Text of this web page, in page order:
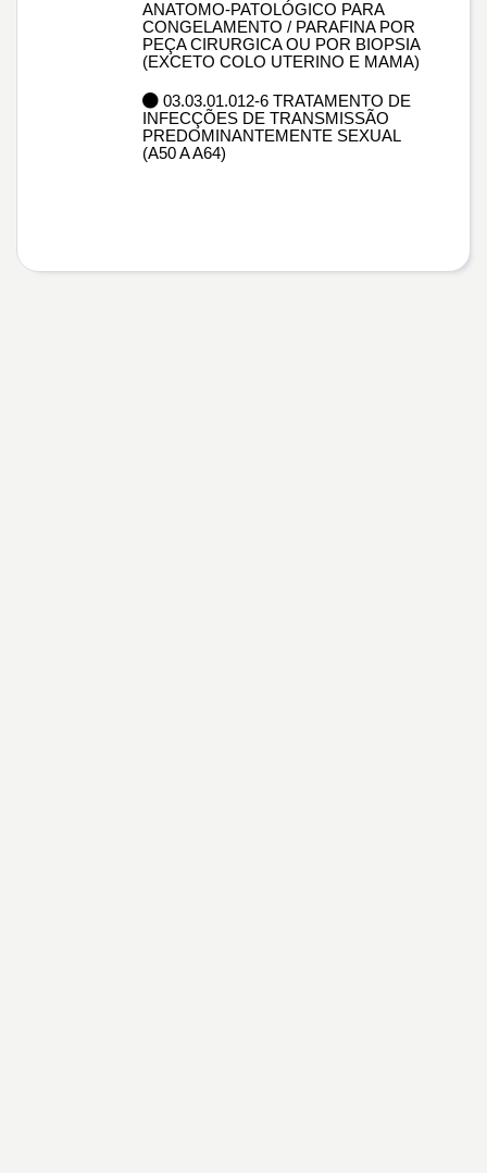
ANATOMO-PATOLÓGICO PARA
CONGELAMENTO / PARAFINA POR
PEÇA CIRURGICA OU POR BIOPSIA
(EXCETO COLO UTERINO E MAMA)
03.03.01.012-6 TRATAMENTO DE
INFECÇÕES DE TRANSMISSÃO
PREDOMINANTEMENTE SEXUAL
(A50 A A64)